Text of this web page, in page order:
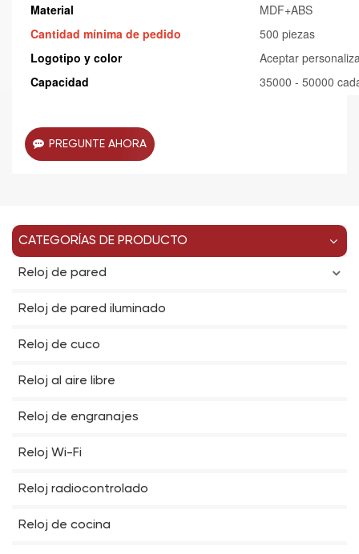
Material
MDF+ABS
Cantidad mínima de pedido
500 piezas
Logotipo y color
Aceptar
Capacidad
35000 - 50000
PREGUNTE AHORA
CATEGORÍAS DE PRODUCTO
Reloj de pared
Reloj de pared iluminado
Reloj de cuco
Reloj al aire libre
Reloj de engranajes
Reloj Wi-Fi
Reloj radiocontrolado
Reloj de cocina